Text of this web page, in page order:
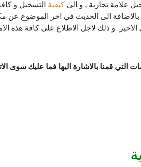
علامة تجارية , و الى كيفية التسجيل و
الى الحديث في اخر الموضوع عن
و ذلك لاجل الاطلاع على كافة هذه
قمنا بالاشارة اليها فما عليك سوى